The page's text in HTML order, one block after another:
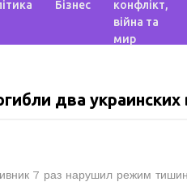
Бізнес
конфлікт,
війна та
мир
два
7 раз нарушил режим